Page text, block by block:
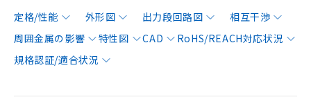
定格/性能 外形図 出力段回路図
相互干渉
周囲金属の影響
特性図 CAD
RoHS/REACH対応状況
規格認証/適合状況